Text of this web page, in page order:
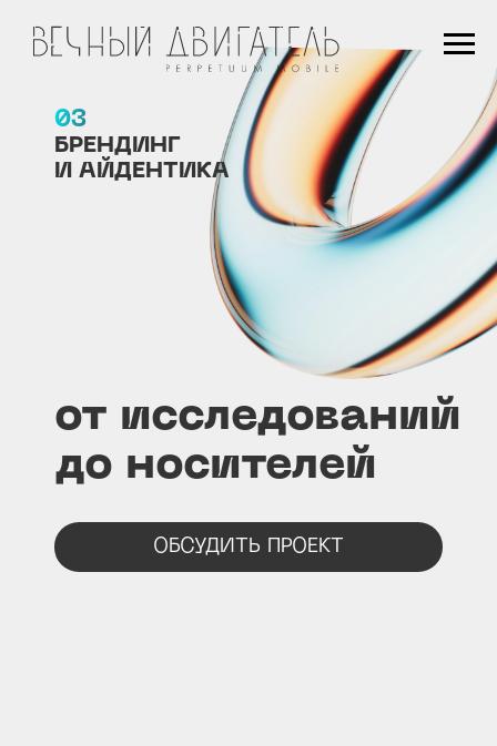
БРЕНДИНГ
И АЙДЕНТИКА
от исследований
до носителей
ОБСУДИТЬ ПРОЕКТ
03